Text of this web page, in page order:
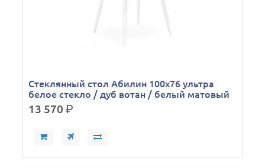
Стеклянный стол Абилин 100х76 ультра
белое стекло / дуб вотан / белый матовый
13 570р.